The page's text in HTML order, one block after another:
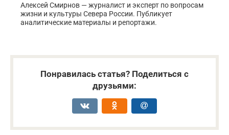
Алексей Смирнов — журналист и эксперт по вопросам
жизни и культуры Севера России. Публикует
аналитические материалы и репортажи.
Понравилась статья? Поделиться с
друзьями: